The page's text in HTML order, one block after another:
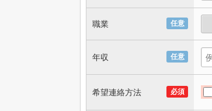
任意
職業
任意
年収
必須
希望連絡方法